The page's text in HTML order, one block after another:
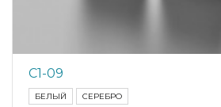
С1-09
БЕЛЫЙ СЕРЕБРО